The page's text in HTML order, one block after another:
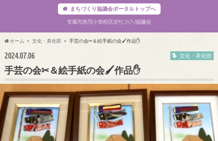
まちづくり協議会ポータルトップへ
ホーム 文化・美化部 手芸の会✂＆絵手紙の会🖌作品✋
2024.07.06 文化・美化部
手芸の会✂＆絵手紙の会🖌作品✋